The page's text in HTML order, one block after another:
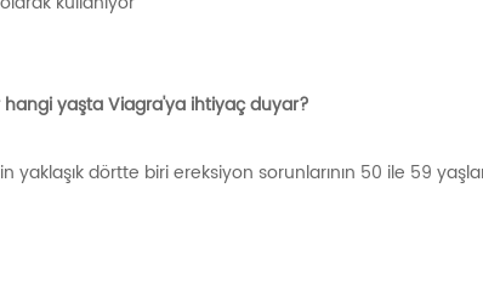
hangi yaşta Viagra'ya ihtiyaç duyar?
yaklaşık dörtte biri ereksiyon sorunlarının 50 ile 59